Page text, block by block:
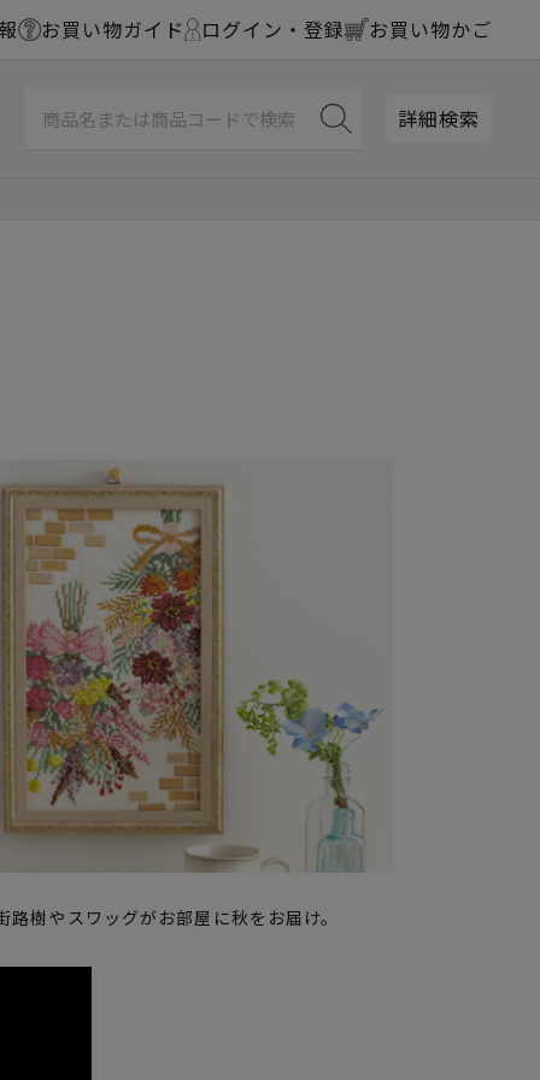
お買い物ガイド ログイン・登録 お買い物かご
詳細検索
樹やスワッグがお部屋に秋をお届け。